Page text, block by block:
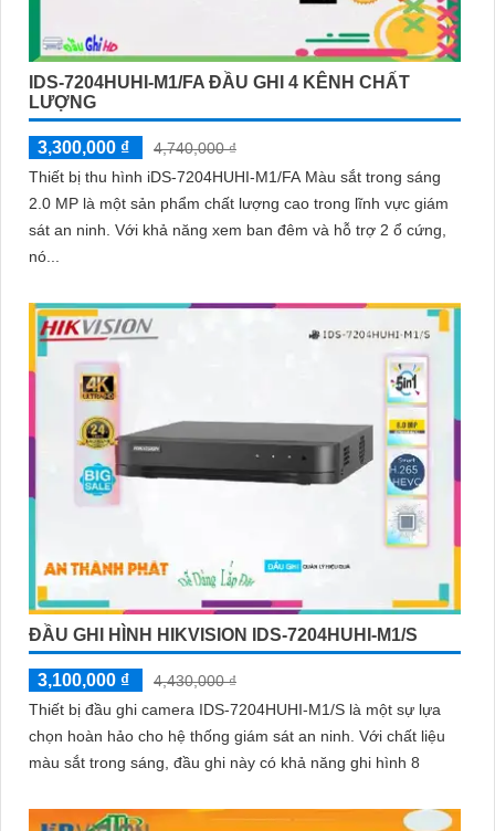
IDS-7204HUHI-M1/FA ĐẦU GHI 4 KÊNH CHẤT
LƯỢNG
3,300,000 ₫
4,740,000 ₫
Thiết bị thu hình iDS-7204HUHI-M1/FA Màu sắt trong sáng
2.0 MP là một sản phẩm chất lượng cao trong lĩnh vực giám
sát an ninh. Với khả năng xem ban đêm và hỗ trợ 2 ổ cứng,
nó...
ĐẦU GHI HÌNH HIKVISION IDS-7204HUHI-M1/S
3,100,000 ₫
4,430,000 ₫
Thiết bị đầu ghi camera IDS-7204HUHI-M1/S là một sự lựa
chọn hoàn hảo cho hệ thống giám sát an ninh. Với chất liệu
màu sắt trong sáng, đầu ghi này có khả năng ghi hình 8